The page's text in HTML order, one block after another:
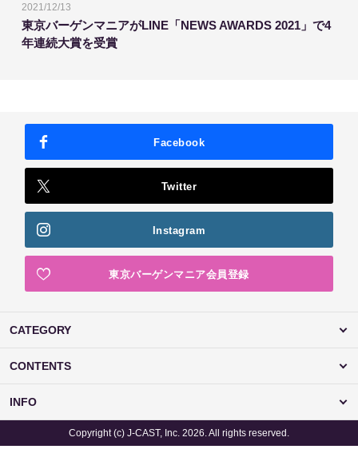
2021/12/13
東京バーゲンマニアがLINE「NEWS AWARDS 2021」で4
年連続大賞を受賞
Facebook
Twitter
Instagram
東京バーゲンマニア会員登録
CATEGORY
CONTENTS
INFO
Copyright (c) J-CAST, Inc. 2026. All rights reserved.